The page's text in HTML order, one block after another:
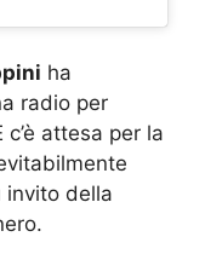
ha
radio per
attesa per la
invito della